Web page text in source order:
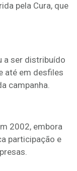
pela Cura, que
a ser distribuído
até em desfiles
campanha.
2002, embora
participação e